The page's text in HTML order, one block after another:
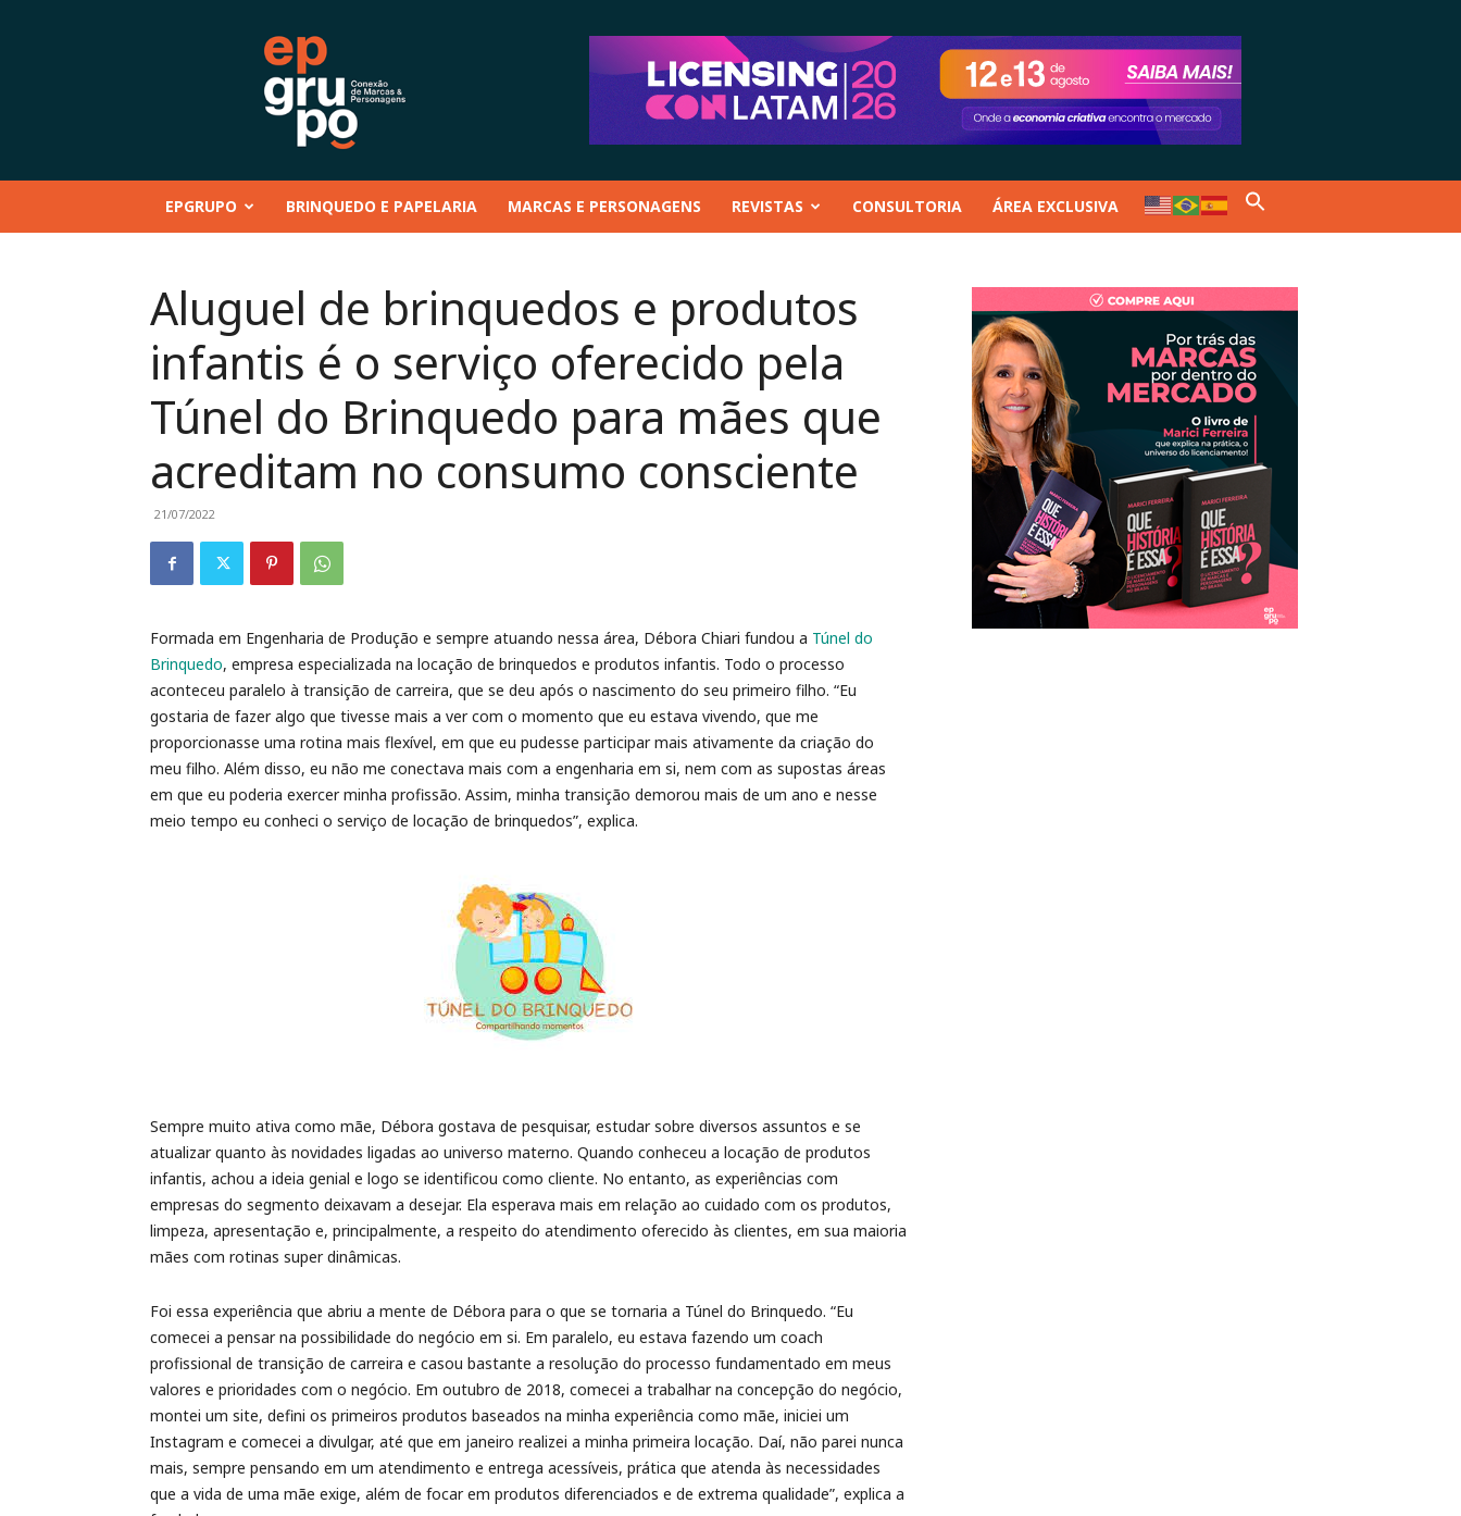
Conteúdo
Eventos
–
Personagens
–
Brinquedo
e
Papelaria
EPGRUPO BRINQUEDO E PAPELARIA MARCAS E PERSONAGENS REVISTAS CONSULTORIA ÁREA EXCLUSIVA
Aluguel de brinquedos e produtos
infantis é o serviço oferecido pela
Túnel do Brinquedo para mães que
acreditam no consumo consciente
21/07/2022
Formada em Engenharia de Produção e sempre atuando nessa área, Débora Chiari fundou a Túnel do
Brinquedo, empresa especializada na locação de brinquedos e produtos infantis. Todo o processo
aconteceu paralelo à transição de carreira, que se deu após o nascimento do seu primeiro filho. “Eu
gostaria de fazer algo que tivesse mais a ver com o momento que eu estava vivendo, que me
proporcionasse uma rotina mais flexível, em que eu pudesse participar mais ativamente da criação do
meu filho. Além disso, eu não me conectava mais com a engenharia em si, nem com as supostas áreas
em que eu poderia exercer minha profissão. Assim, minha transição demorou mais de um ano e nesse
meio tempo eu conheci o serviço de locação de brinquedos”, explica.
Sempre muito ativa como mãe, Débora gostava de pesquisar, estudar sobre diversos assuntos e se
atualizar quanto às novidades ligadas ao universo materno. Quando conheceu a locação de produtos
infantis, achou a ideia genial e logo se identificou como cliente. No entanto, as experiências com
empresas do segmento deixavam a desejar. Ela esperava mais em relação ao cuidado com os produtos,
limpeza, apresentação e, principalmente, a respeito do atendimento oferecido às clientes, em sua maioria
mães com rotinas super dinâmicas.
Foi essa experiência que abriu a mente de Débora para o que se tornaria a Túnel do Brinquedo. “Eu
comecei a pensar na possibilidade do negócio em si. Em paralelo, eu estava fazendo um coach
profissional de transição de carreira e casou bastante a resolução do processo fundamentado em meus
valores e prioridades com o negócio. Em outubro de 2018, comecei a trabalhar na concepção do negócio,
montei um site, defini os primeiros produtos baseados na minha experiência como mãe, iniciei um
Instagram e comecei a divulgar, até que em janeiro realizei a minha primeira locação. Daí, não parei nunca
mais, sempre pensando em um atendimento e entrega acessíveis, prática que atenda às necessidades
que a vida de uma mãe exige, além de focar em produtos diferenciados e de extrema qualidade”, explica a